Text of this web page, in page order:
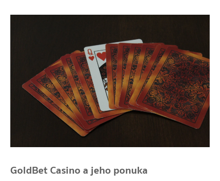
GoldBet Casino a jeho ponuka